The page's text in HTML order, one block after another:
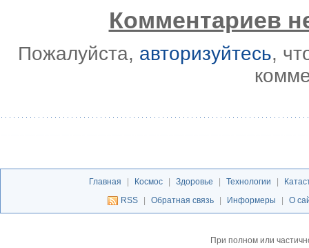
Комментариев
Пожалуйста, авторизуйтесь,
Главная | Космос | Здоровье | Технологии |
RSS
| Обратная связь | Информеры | О
При полном или